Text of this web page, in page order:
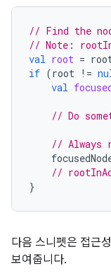
// Find the
// Note:
val root =
if (root !=
val
// Do
// Always
//
}
다음 스니펫은 접근
보여줍니다.